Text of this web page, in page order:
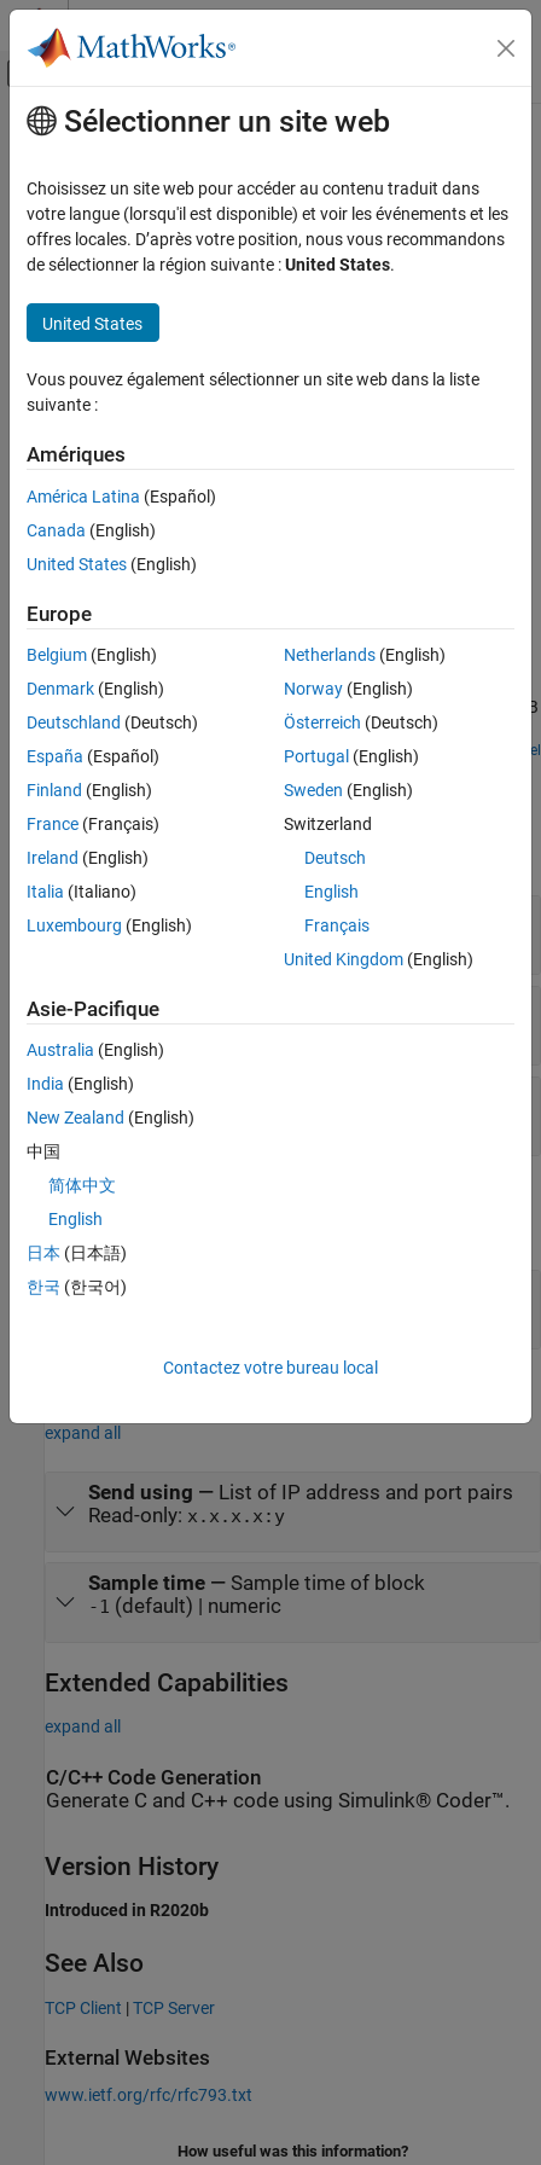
Passer au contenu
Activer/désactiver l'affichage du menu
Accueil de la documentation
Simulink Real-Time
Model Preparation for Real-Time Execution
Communication Protocol Blocks
TCP (IP) Protocol Blocks
ON THIS PAGE
Examples
Extended Capabilities
Version History
Contenu principal
TCP Send
Send data over TCP network to a remote device
expand all in page
IP
Description
TheTCP Sendblock sends data from a server application on a
Speedgoat
target computer to a remote client device.
Examples
Target to Development Computer Communication by
Using TCP
Use TCP blocks to send data from the target computer to MATLAB
running on the development computer.
Open Model
Ports
Input
expand all
Enable — Allow data transmission
integer
Data—Data to transmit over the TCP network
vector
Length
double
Output
expand all
Status
expand all
Send using — List of IP address and port pairs
Read-only: x.x.x.x:y
Sample time— Sample time of block
-1 (default) | numeric
Extended Capabilities
expand all
C/C++ Code Generation
Generate C and C++ code using Simulink® Coder™.
Version History
Introduced in R2020b
See Also
TCP Client |TCP Server
External Websites
www.ietf.org/rfc/rfc793.txt
How useful was this information?
Sélectionner un site web
Choisissez un site web pour accéder au contenu traduit dans
votre langue (lorsqu'il est disponible) et voir les événements et les
offres locales. D’après votre position, nous vous recommandons
de sélectionner la région suivante :United States.
United States
Vous pouvez également sélectionner un site web dans la liste
suivante :
Amériques
América Latina (Español)
Canada (English)
United States (English)
Europe
Belgium (English)
Denmark (English)
Deutschland (Deutsch)
España (Español)
Finland (English)
France (Français)
Ireland (English)
Italia (Italiano)
Luxembourg (English)
Netherlands(English)
Norway(English)
Österreich (Deutsch)
Portugal (English)
Sweden (English)
Switzerland
Deutsch
English
Français
United Kingdom(English)
Asie-Pacifique
Australia (English)
India (English)
New Zealand (English)
中国
简体中文
English
日本 (日本語)
한국 (한국어)
Contactez votre bureau local